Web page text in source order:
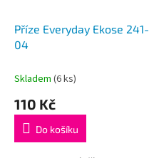
Příze Everyday Ekose 241-
04
Skladem (6 ks)
110 Kč
Do košíku